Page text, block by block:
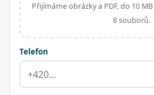
Přijímáme obrázky a PDF, do 10
8 souborů.
Telefon